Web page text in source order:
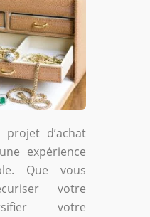
d’achat
expérience
Que vous
votre
votre